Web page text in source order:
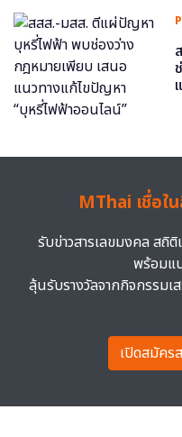
MThai เชื่อใ
รับข่าวสารเลขมงคล สถิ
พร้อมแ
ลุ้นรับรางวัลจากกิจกรรมเ
เปิดสมัคร